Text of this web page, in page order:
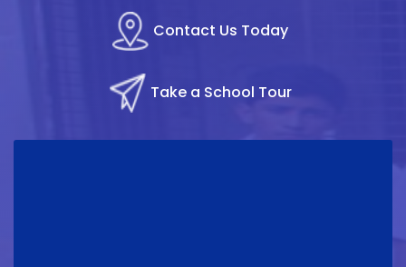
Contact Us Today
Take a School Tour